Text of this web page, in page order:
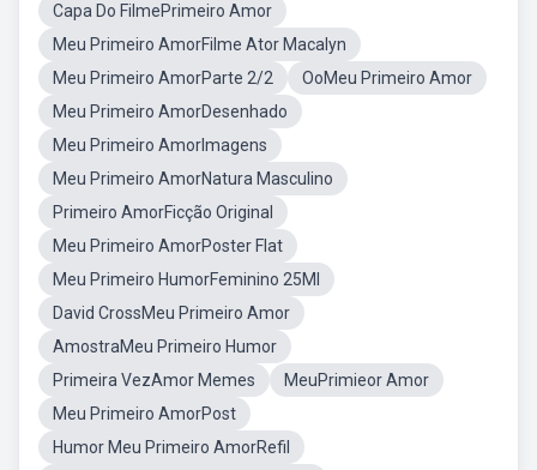
Capa Do FilmePrimeiro Amor
Meu Primeiro AmorFilme Ator Macalyn
Meu Primeiro AmorParte 2/2
OoMeu Primeiro Amor
Meu Primeiro AmorDesenhado
Meu Primeiro AmorImagens
Meu Primeiro AmorNatura Masculino
Primeiro AmorFicção Original
Meu Primeiro AmorPoster Flat
Meu Primeiro HumorFeminino 25Ml
David CrossMeu Primeiro Amor
AmostraMeu Primeiro Humor
Primeira VezAmor Memes
MeuPrimieor Amor
Meu Primeiro AmorPost
Humor Meu Primeiro AmorRefil